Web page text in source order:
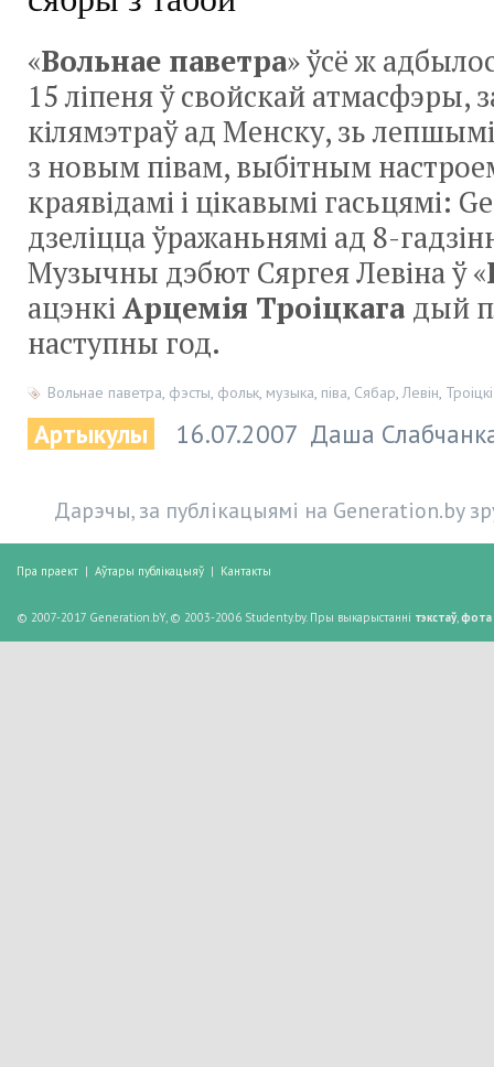
«Вольнае паветра» ўсё ж
15 ліпеня ў свойскай атмасфэры,
кілямэтраў ад Менску, зь
з новым півам, выбітным
краявідамі і цікавымі гасьцямі:
дзеліцца ўражаньнямі ад 8-
Музычны дэбют Сяргея Левіна ў «
ацэнкіАрцемія Троіцкага дый
наступны год.
Вольнае паветра, фэсты, фольк, музыка, піва, Сябар,Левін, Троіцкі
Артыкулы 16.07.2007 Даша
Дарэчы, за публікацыямі на Generation.by
Пра праект | Аўтары публікацыяў | Кантакты
© 2007-2017 Generation.bY, © 2003-2006 Studenty.by. Пры выкарыстанні тэкстаў,фота